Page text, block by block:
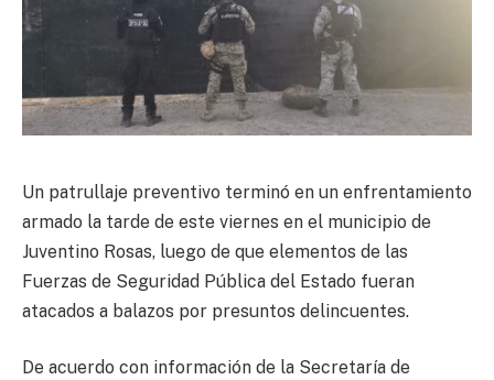
Un patrullaje preventivo terminó en un enfrentamiento
armado la tarde de este viernes en el municipio de
Juventino Rosas, luego de que elementos de las
Fuerzas de Seguridad Pública del Estado fueran
atacados a balazos por presuntos delincuentes.
De acuerdo con información de la Secretaría de